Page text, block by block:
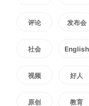
煤电升级专
评论 发布会
社会 English
视频 好人
原创 教育